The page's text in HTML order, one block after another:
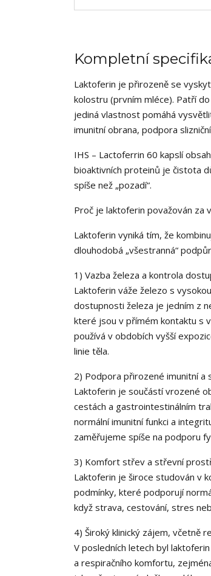
Kompletní
Laktoferin je přirozeně se
kolostru (prvním mléce). Patří
jediná vlastnost pomáhá
imunitní obrana, podpora
IHS – Lactoferrin 60 kapslí
bioaktivních proteinů je čistota
spíše než „pozadí“.
Proč je laktoferin považován za
Laktoferin vyniká tím, že
dlouhodobá „všestranná“
1) Vazba železa a kontrola
Laktoferin váže železo s
dostupnosti železa je jedním z
které jsou v přímém kontaktu s
používá v obdobích vyšší
linie těla.
2) Podpora přirozené imunitní a
Laktoferin je součástí vrozené
cestách a gastrointestinálním
normální imunitní funkci a
zaměřujeme spíše na podporu
3) Komfort střev a střevní
Laktoferin je široce studován v
podmínky, které podporují
když strava, cestování, stres
4) Široký klinický zájem, včetně
V posledních letech byl
a respiračního komfortu,